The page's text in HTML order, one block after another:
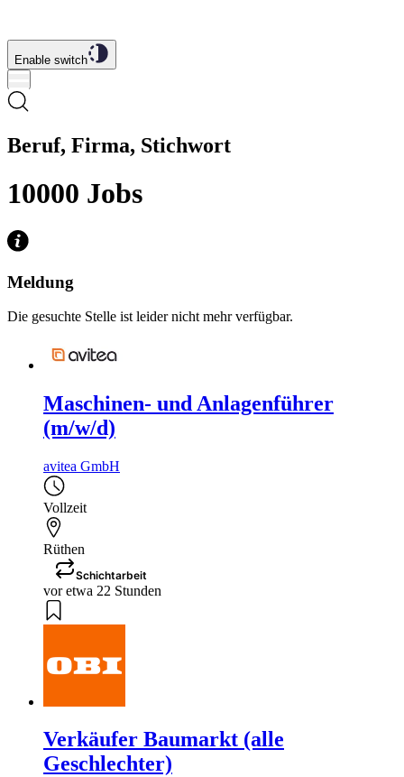
Enable switch
Beruf, Firma, Stichwort
10000 Jobs
Meldung
Die gesuchte Stelle ist leider nicht mehr verfügbar.
Maschinen- und Anlagenführer
(m/w/d)
avitea GmbH
Vollzeit
Rüthen
Schichtarbeit
vor etwa 22 Stunden
Verkäufer Baumarkt (alle
Geschlechter)